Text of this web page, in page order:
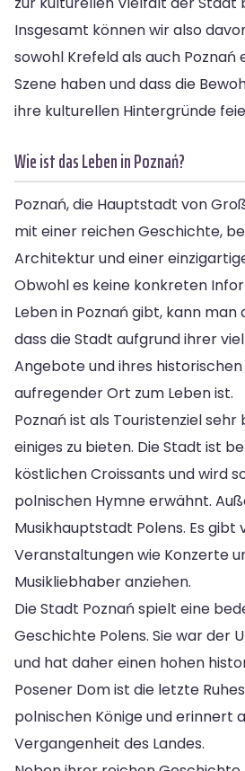
Insgesamt können wir also
sowohl Krefeld als auch
Szene haben und dass die
ihre kulturellen Hintergründe
Wie ist das Leben in Poznań?
Poznań, die Hauptstadt von
mit einer reichen Geschichte,
Architektur und einer
Obwohl es keine konkreten
Leben in Poznań gibt, kann man
dass die Stadt aufgrund ihrer
Angebote und ihres historischen
aufregender Ort zum Leben ist.
Poznań ist als Touristenziel
einiges zu bieten. Die Stadt ist
köstlichen Croissants und wird
polnischen Hymne erwähnt.
Musikhauptstadt Polens. Es gibt
Veranstaltungen wie Konzerte
Musikliebhaber anziehen.
Die Stadt Poznań spielt eine
Geschichte Polens. Sie war der
und hat daher einen hohen
Posener Dom ist die letzte
polnischen Könige und erinnert
Vergangenheit des Landes.